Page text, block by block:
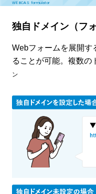
WEBCAS formulator
独自ドメイン（フ
Webフォームを展開す
ることが可能。複数の
ン